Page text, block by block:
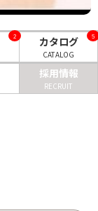
2 カタログ
CATALOG
5
採用情報
RECRUIT